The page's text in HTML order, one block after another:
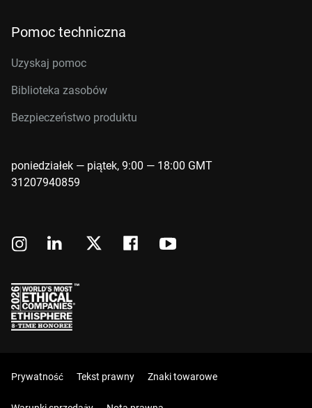
Pomoc techniczna
Uzyskaj pomoc
Biblioteka zasobów
Bezpieczeństwo produktu
poniedziałek — piątek, 9:00 — 18:00 GMT
31207940859
Prywatność Tekst prawny Znaki towarowe